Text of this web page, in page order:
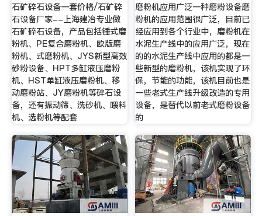
石矿碎石设备一套价格/石矿碎
石设备厂家--上海建冶专业做
石矿碎石设备，产品包括锤式磨
粉机、PE复合磨粉机、欧版磨
粉机、式磨粉机、JYS新型高效
砂粉设备、HPT多缸液压磨粉
机、HST单缸液压磨粉机、移
动磨粉站、JY磨粉机等碎石设
备，还有振动筛、洗砂机、喂料
机、选粉机等配套
磨粉机应用广泛一种磨粉设备磨
粉机的应用范围很广泛，目前已
经应用到各个行业中，磨粉机在
水泥生产线中的应用广泛，现在
的的水泥生产线中应用的都是一
些新型的磨粉机，该机实现了环
保，节能的功能，该机目前也是
一些老式生产线升级改造的专用
设备，是替代以前老式磨粉设备
的